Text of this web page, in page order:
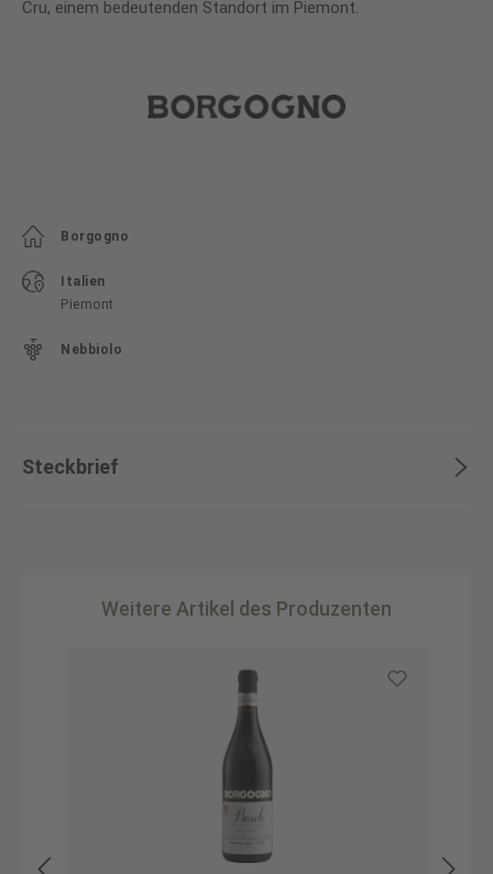
Cru, einem bedeutenden Standort im Piemont.
Borgogno
Italien
Piemont
Nebbiolo
Steckbrief
Weitere Artikel des Produzenten